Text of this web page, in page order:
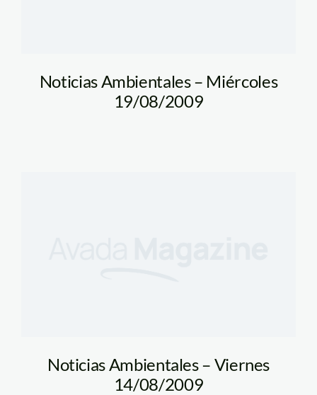
Noticias Ambientales – Miércoles
19/08/2009
Noticias Ambientales – Viernes
14/08/2009